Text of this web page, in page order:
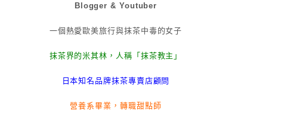
Blogger & Youtuber
一個熱愛歐美旅行與抹茶中毒的女子
抹茶界的米其林，人稱「抹茶教主」
日本知名品牌抹茶專賣店顧問
營養系畢業，轉職甜點師